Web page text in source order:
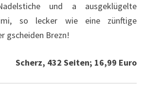
und a ausgeklügelte
so lecker wie eine zünftige
gscheiden Brezn!
Scherz, 432 Seiten; 16,99 Euro